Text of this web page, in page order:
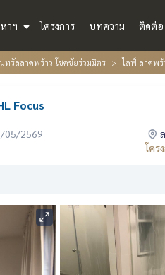
าฯ โครงการ บทความ ติดต่อ
รัลลาดพร้าว โชคชัยร่วมมิตร ไลฟ์ ลาดพร้
Focus
05/2569
โคร